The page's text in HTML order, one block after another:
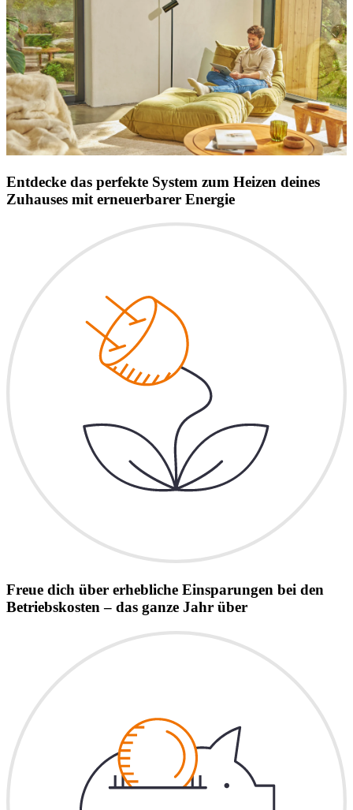
Entdecke das perfekte System zum Heizen deines
Zuhauses mit erneuerbarer Energie
Freue dich über erhebliche Einsparungen bei den
Betriebskosten – das ganze Jahr über